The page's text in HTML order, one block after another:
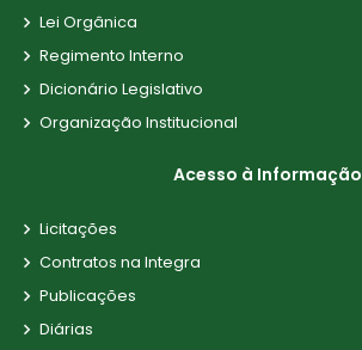
Lei Orgânica
Regimento Interno
Dicionário Legislativo
Organização Institucional
Acesso à Informação
Licitações
Contratos na Integra
Publicações
Diárias